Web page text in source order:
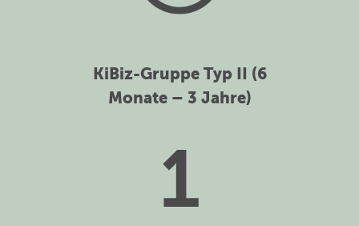
KiBiz-Gruppe Typ II (6
Monate – 3 Jahre)
1